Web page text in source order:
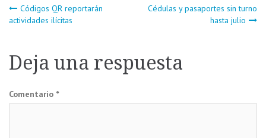
Navegación
entradas
Códigos QR reportarán
actividades ilícitas
Cédulas y pasaportes sin turno
hasta julio
Deja una respuesta
Comentario *